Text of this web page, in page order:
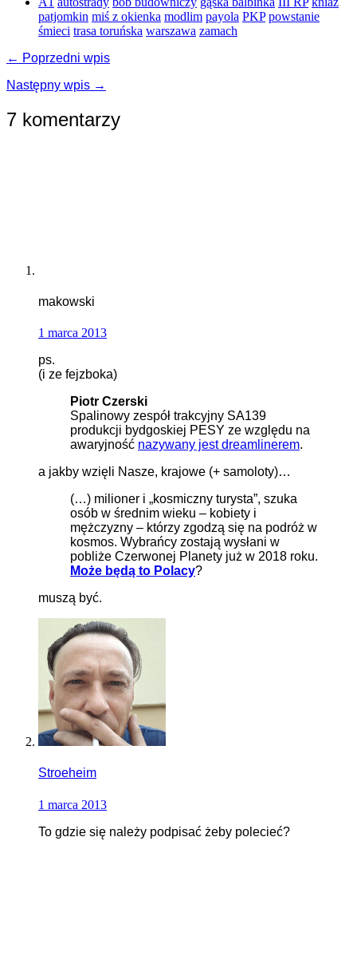
patjomkin miś z okienka modlim payola PKP powstanie
śmieci trasa toruńska warszawa zamach
← Poprzedni wpis
Następny wpis →
7 komentarzy
makowski
1 marca 2013
ps.
(i ze fejzboka)
Piotr Czerski
Spalinowy zespół trakcyjny SA139
produkcji bydgoskiej PESY ze względu na
awaryjność nazywany jest dreamlinerem.
a jakby wzięli Nasze, krajowe (+ samoloty)…
(…) milioner i „kosmiczny turysta”, szuka
osób w średnim wieku – kobiety i
mężczyzny – którzy zgodzą się na podróż w
kosmos. Wybrańcy zostają wysłani w
pobliże Czerwonej Planety już w 2018 roku.
Może będą to Polacy?
muszą być.
Stroeheim
1 marca 2013
To gdzie się należy podpisać żeby polecieć?